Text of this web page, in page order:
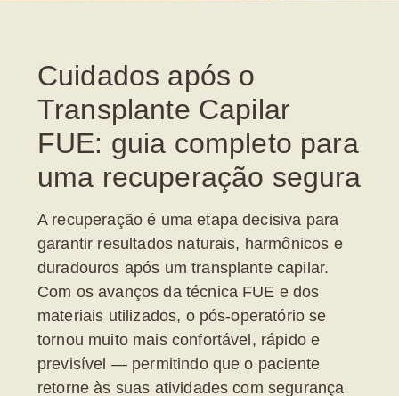
Cuidados após o
Transplante Capilar
FUE: guia completo para
uma recuperação segura
A recuperação é uma etapa decisiva para
garantir resultados naturais, harmônicos e
duradouros após um transplante capilar.
Com os avanços da técnica FUE e dos
materiais utilizados, o pós-operatório se
tornou muito mais confortável, rápido e
previsível — permitindo que o paciente
retorne às suas atividades com segurança